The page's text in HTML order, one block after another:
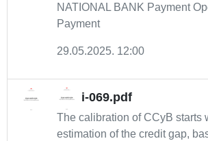
NATIONAL BANK Payment
Payment
29.05.2025. 12:00
i-069.pdf
The calibration of CCyB starts
estimation of the credit gap,